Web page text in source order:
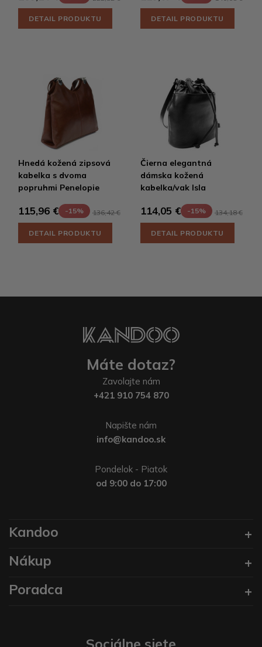
DETAIL PRODUKTU DETAIL PRODUKTU
Hnedá kožená zipsová
kabelka s dvoma
popruhmi Penelopie
115,96 € -15% 136,42 €
DETAIL PRODUKTU
Čierna elegantná
dámska kožená
kabelka/vak Isla
114,05 € -15% 134,18 €
DETAIL PRODUKTU
Máte dotaz?
Zavolajte nám
+421 910 754 870
Napište nám
info@kandoo.sk
Pondelok - Piatok
od 9:00 do 17:00
Kandoo
Nákup
Poradca